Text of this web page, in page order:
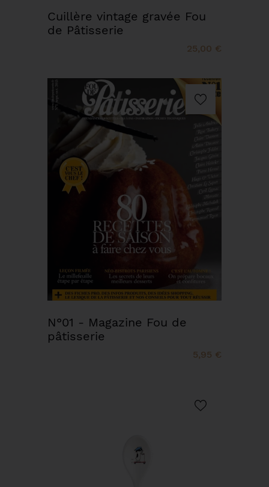
Cuillère vintage gravée Fou
de Pâtisserie
25,00 €
N°01 - Magazine Fou de
pâtisserie
5,95 €